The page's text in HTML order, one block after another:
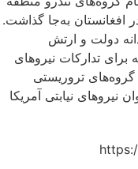
افغانستان به‌جا گذاشت.
دولت و ارتش
برای تدارکات نیروهای
تروریستی
نیروهای نیابتی آمریکا